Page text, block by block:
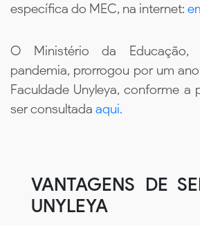
específica do MEC, na internet:
O Ministério da
pandemia, prorrogou por um
Faculdade Unyleya, conforme a
ser consultada aqui.
VANTAGENS DE
UNYLEYA